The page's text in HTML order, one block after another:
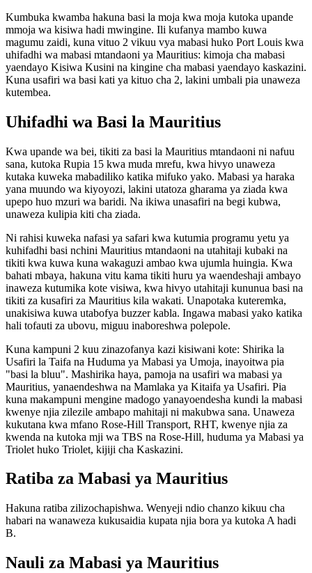
Kumbuka kwamba hakuna basi la moja kwa moja kutoka upande
mmoja wa kisiwa hadi mwingine. Ili kufanya mambo kuwa
magumu zaidi, kuna vituo 2 vikuu vya mabasi huko Port Louis kwa
uhifadhi wa mabasi mtandaoni ya Mauritius: kimoja cha mabasi
yaendayo Kisiwa Kusini na kingine cha mabasi yaendayo kaskazini.
Kuna usafiri wa basi kati ya kituo cha 2, lakini umbali pia unaweza
kutembea.
Uhifadhi wa Basi la Mauritius
Kwa upande wa bei, tikiti za basi la Mauritius mtandaoni ni nafuu
sana, kutoka Rupia 15 kwa muda mrefu, kwa hivyo unaweza
kutaka kuweka mabadiliko katika mifuko yako. Mabasi ya haraka
yana muundo wa kiyoyozi, lakini utatoza gharama ya ziada kwa
upepo huo mzuri wa baridi. Na ikiwa unasafiri na begi kubwa,
unaweza kulipia kiti cha ziada.
Ni rahisi kuweka nafasi ya safari kwa kutumia programu yetu ya
kuhifadhi basi nchini Mauritius mtandaoni na utahitaji kubaki na
tikiti kwa kuwa kuna wakaguzi ambao kwa ujumla huingia. Kwa
bahati mbaya, hakuna vitu kama tikiti huru ya waendeshaji ambayo
inaweza kutumika kote visiwa, kwa hivyo utahitaji kununua basi na
tikiti za kusafiri za Mauritius kila wakati. Unapotaka kuteremka,
unakisiwa kuwa utabofya buzzer kabla. Ingawa mabasi yako katika
hali tofauti za ubovu, miguu inaboreshwa polepole.
Kuna kampuni 2 kuu zinazofanya kazi kisiwani kote: Shirika la
Usafiri la Taifa na Huduma ya Mabasi ya Umoja, inayoitwa pia
"basi la bluu". Mashirika haya, pamoja na usafiri wa mabasi ya
Mauritius, yanaendeshwa na Mamlaka ya Kitaifa ya Usafiri. Pia
kuna makampuni mengine madogo yanayoendesha kundi la mabasi
kwenye njia zilezile ambapo mahitaji ni makubwa sana. Unaweza
kukutana kwa mfano Rose-Hill Transport, RHT, kwenye njia za
kwenda na kutoka mji wa TBS na Rose-Hill, huduma ya Mabasi ya
Triolet huko Triolet, kijiji cha Kaskazini.
Ratiba za Mabasi ya Mauritius
Hakuna ratiba zilizochapishwa. Wenyeji ndio chanzo kikuu cha
habari na wanaweza kukusaidia kupata njia bora ya kutoka A hadi
B.
Nauli za Mabasi ya Mauritius